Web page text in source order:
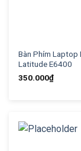
Bàn Phím Laptop
Latitude E6400
350.000₫